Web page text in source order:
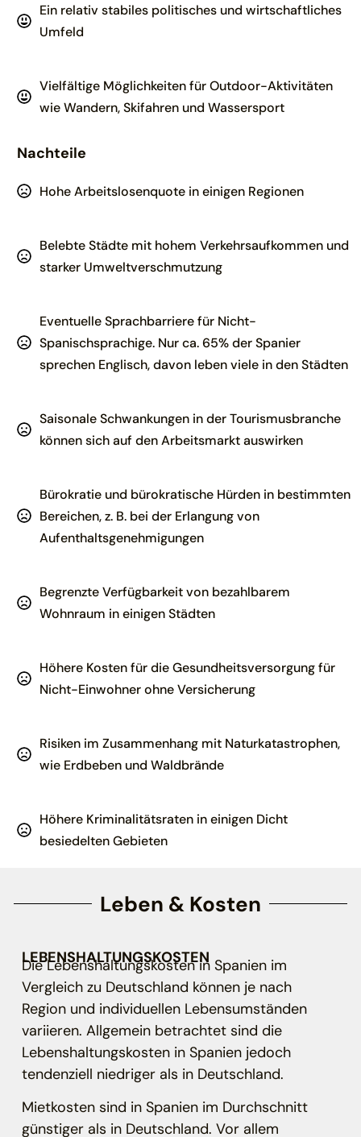
Nachteile
Hohe Arbeitslosenquote in einigen Regionen
Belebte Städte mit hohem Verkehrsaufkommen und
starker Umweltverschmutzung
Eventuelle Sprachbarriere für Nicht-
Spanischsprachige. Nur ca. 65% der Spanier
sprechen Englisch, davon leben viele in den Städten
Saisonale Schwankungen in der Tourismusbranche
können sich auf den Arbeitsmarkt auswirken
Bürokratie und bürokratische Hürden in bestimmten
Bereichen, z. B. bei der Erlangung von
Aufenthaltsgenehmigungen
Begrenzte Verfügbarkeit von bezahlbarem
Wohnraum in einigen Städten
Höhere Kosten für die Gesundheitsversorgung für
Nicht-Einwohner ohne Versicherung
Risiken im Zusammenhang mit Naturkatastrophen,
wie Erdbeben und Waldbrände
Höhere Kriminalitätsraten in einigen Dicht
besiedelten Gebieten
Ein relativ stabiles politisches und wirtschaftliches
Umfeld
Vielfältige Möglichkeiten für Outdoor-Aktivitäten
wie Wandern, Skifahren und Wassersport
Leben & Kosten
LEBENSHALTUNGSKOSTEN
Die Lebenshaltungskosten in Spanien im
Vergleich zu Deutschland können je nach
Region und individuellen Lebensumständen
variieren. Allgemein betrachtet sind die
Lebenshaltungskosten in Spanien jedoch
tendenziell niedriger als in Deutschland.
Mietkosten sind in Spanien im Durchschnitt
günstiger als in Deutschland. Vor allem